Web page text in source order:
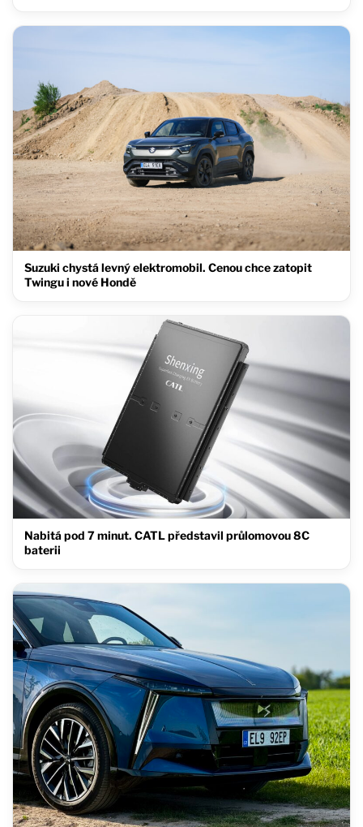
Suzuki chystá levný elektromobil. Cenou chce zatopit
Twingu i nové Hondě
Nabitá pod 7 minut. CATL představil průlomovou 8C
baterii